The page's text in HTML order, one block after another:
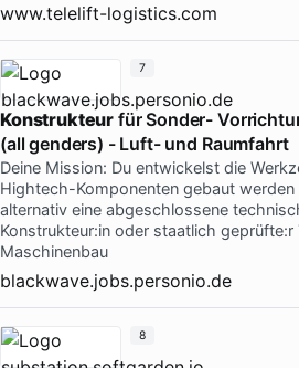
www.telelift-logistics.com
Konstrukteur für Sonder-
(all genders) - Luft- und Raumfahrt
Deine Mission: Du entwickelst die
Hightech-Komponenten gebaut
alternativ eine abgeschlossene
Konstrukteur:in oder staatlich geprüfte:r
Maschinenbau
blackwave.jobs.personio.de
7
8